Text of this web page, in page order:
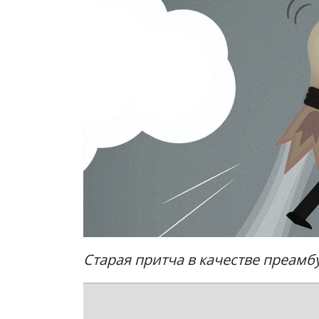
Старая притча в качестве